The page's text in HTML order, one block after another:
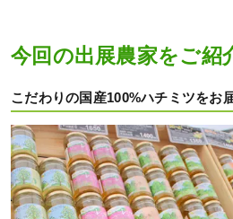
今回の出展農家をご紹
こだわりの国産100%ハチミツをお